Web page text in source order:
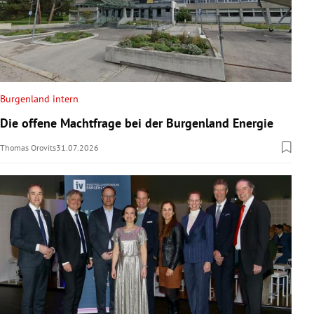
Burgenland intern
Die offene Machtfrage bei der Burgenland Energie
Thomas Orovits31.07.2026